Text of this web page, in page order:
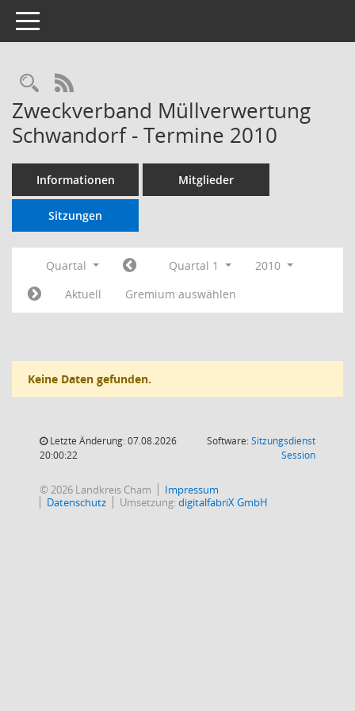
Toggle navigation
RSS-Feed
Zweckverband Müllverwertung
Schwandorf - Termine 2010
Informationen Mitglieder
Sitzungen
Quartal Quartal 1
2010
Aktuell
Gremium auswählen
Keine Daten gefunden.
Letzte Änderung: 07.08.2026
20:00:22
Software:Sitzungsdienst
Session(Wird in
© 2026 Landkreis Cham
Impressum
Datenschutz
Umsetzung:digitalfabriX GmbH